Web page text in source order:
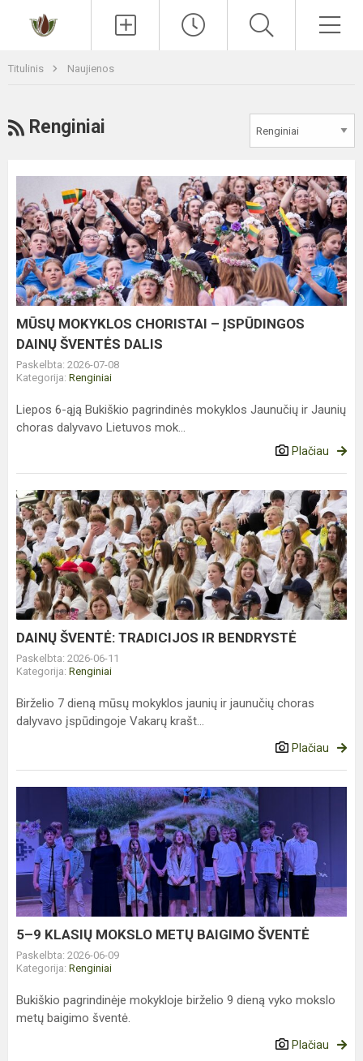
Titulinis Naujienos
RSS
Renginiai
MOKYKLOS
CHORISTAI
–
ĮSPŪDINGOS
DAINŲ
ŠVENTĖS
DALIS
MŪSŲ MOKYKLOS CHORISTAI – ĮSPŪDINGOS
DAINŲ ŠVENTĖS DALIS
Paskelbta: 2026-07-08
Kategorija: Renginiai
Liepos 6-ąją Bukiškio pagrindinės mokyklos Jaunučių ir Jaunių
choras dalyvavo Lietuvos mok...
Plačiau
DAINŲ
ŠVENTĖ:
TRADICIJOS
IR
BENDRYSTĖ
DAINŲ ŠVENTĖ: TRADICIJOS IR BENDRYSTĖ
Paskelbta: 2026-06-11
Kategorija: Renginiai
Birželio 7 dieną mūsų mokyklos jaunių ir jaunučių choras
dalyvavo įspūdingoje Vakarų krašt...
Plačiau
KLASIŲ
MOKSLO
METŲ
BAIGIMO
ŠVENTĖ
5–9 KLASIŲ MOKSLO METŲ BAIGIMO ŠVENTĖ
Paskelbta: 2026-06-09
Kategorija: Renginiai
Bukiškio pagrindinėje mokykloje birželio 9 dieną vyko mokslo
metų baigimo šventė.
Plačiau